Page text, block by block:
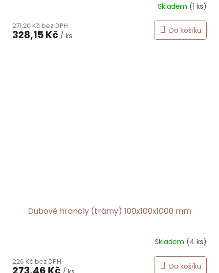
Skladem (1 ks)
271,20 Kč bez DPH
328,15 Kč / ks
Do košíku
Dubové hranoly (trámy) 100x100x1000 mm
produktu
je
Skladem (4 ks)
226 Kč bez DPH
Do košíku